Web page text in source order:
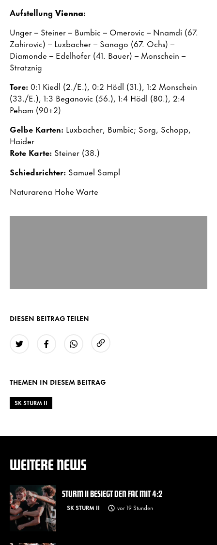
Aufstellung Vienna:
Unger – Steiner – Bumbic – Omerovic – Nnamdi (67.
Zahirovic) – Luxbacher – Sanogo (67. Ochs) –
Diamonde – Edelhofer (41. Bauer) – Monschein –
Stratznig
Tore: 0:1 Kiedl (2./E.), 0:2 Hödl (31.), 1:2 Monschein
(33./E.), 1:3 Beganovic (56.), 1:4 Hödl (80.), 2:4
Peham (90+2)
Gelbe Karten: Luxbacher, Bumbic; Sorg, Schopp,
Haider
Rote Karte: Steiner (38.)
Schiedsrichter: Samuel Sampl
Naturarena Hohe Warte
DIESEN BEITRAG TEILEN
THEMEN IN DIESEM BEITRAG
SK STURM II
WEITERE NEWS
STURM II BESIEGT DEN FAC MIT 4:2
SK STURM II vor 19 Stunden